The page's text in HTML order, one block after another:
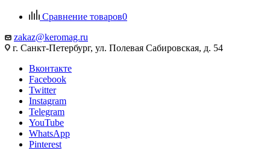
Сравнение товаров0
zakaz@keromag.ru
г. Санкт-Петербург, ул. Полевая Сабировская, д. 54
Вконтакте
Facebook
Twitter
Instagram
Telegram
YouTube
WhatsApp
Pinterest